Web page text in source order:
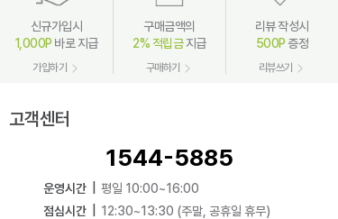
신규가입시
1,000P 바로 지급
가입하기
구매금액의
2% 적립금지급
구매하기
리뷰 작성시
500P 증정
리뷰쓰기
고객센터
1544-5885
운영시간
평일 10:00~16:00
점심시간
12:30~13:30 (주말, 공휴일 휴무)